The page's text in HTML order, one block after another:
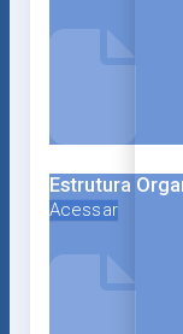
Estrutura
Acessar